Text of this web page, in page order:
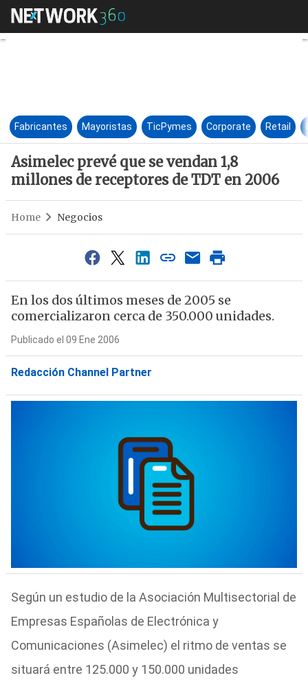
Asimelec prevé que se
Fabricantes Mayoristas TicPymes Corporate Retail
Asimelec prevé que se vendan 1,8
millones de receptores de TDT en 2006
Home Negocios
En los dos últimos meses de 2005 se
comercializaron cerca de 350.000 unidades.
Publicado el 09 Ene 2006
Redacción Channel Partner
Según un estudio de la Asociación Multisectorial de
Empresas Españolas de Electrónica y
Comunicaciones (Asimelec) el ritmo de ventas se
situará entre 125.000 y 150.000 unidades